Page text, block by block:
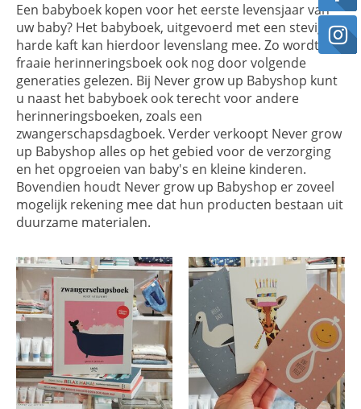
Een babyboek kopen voor het eerste levensjaar van
uw baby? Het babyboek, uitgevoerd met een stevige
harde kaft kan hierdoor levenslang mee. Zo wordt
fraaie herinneringsboek ook nog door volgende
generaties gelezen. Bij Never grow up Babyshop kunt
u naast het babyboek ook terecht voor andere
herinneringsboeken, zoals een
zwangerschapsdagboek. Verder verkoopt Never grow
up Babyshop alles op het gebied voor de verzorging
en het opgroeien van baby's en kleine kinderen.
Bovendien houdt Never grow up Babyshop er zoveel
mogelijk rekening mee dat hun producten bestaan uit
duurzame materialen.